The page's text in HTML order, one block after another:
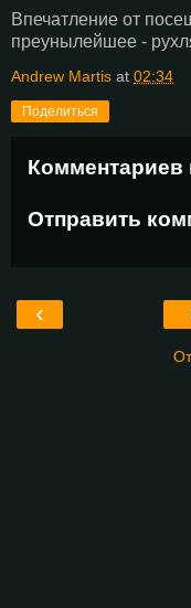
Впечатление от
преунылейшее -
Andrew Martis at 02:34
Поделиться
Комментариев
Отправить
‹